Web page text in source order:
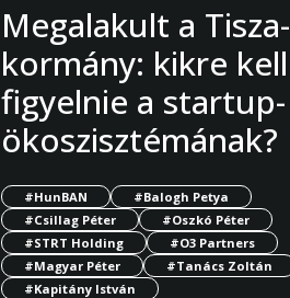
Megalakult a Tisza-
kormány: kikre kell
figyelnie a startup-
ökoszisztémának?
#HunBAN
#Balogh Petya
#Csillag Péter
#Oszkó Péter
#STRT Holding
#O3 Partners
#Magyar Péter
#Tanács Zoltán
#Kapitány István